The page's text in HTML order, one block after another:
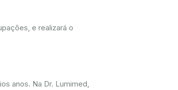
e realizará o
anos. Na Dr. Lumimed,